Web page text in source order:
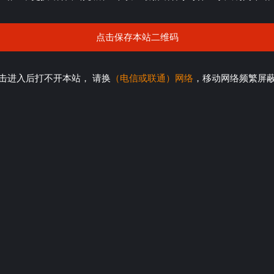
点击保存本站二维码
进入后打不开本站， 请换 （电信或联通）网络 ，移动网络频繁屏